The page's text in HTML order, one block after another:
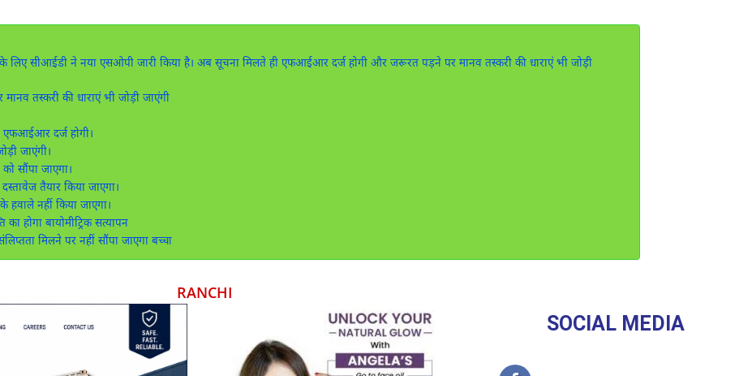
लिए सीआईडी ने नया एसओपी जारी किया है। अब सूचना मिलते ही एफआईआर दर्ज होगी और जरूरत पड़ने पर मानव तस्करी की धाराएं भी जोड़ी
तस्करी की धाराएं भी जोड़ी जाएंगी
एफआईआर दर्ज होगी।
जाएंगी।
सौंपा जाएगा।
तैयार किया जाएगा।
हवाले नहीं किया जाएगा।
होगा बायोमीट्रिक सत्यापन
मिलने पर नहीं सौंपा जाएगा बच्चा
RANCHI
SOCIAL MEDIA